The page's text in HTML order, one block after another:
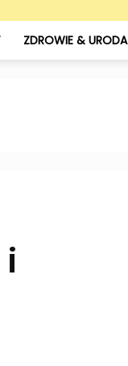
ZDROWIE & URODA
i